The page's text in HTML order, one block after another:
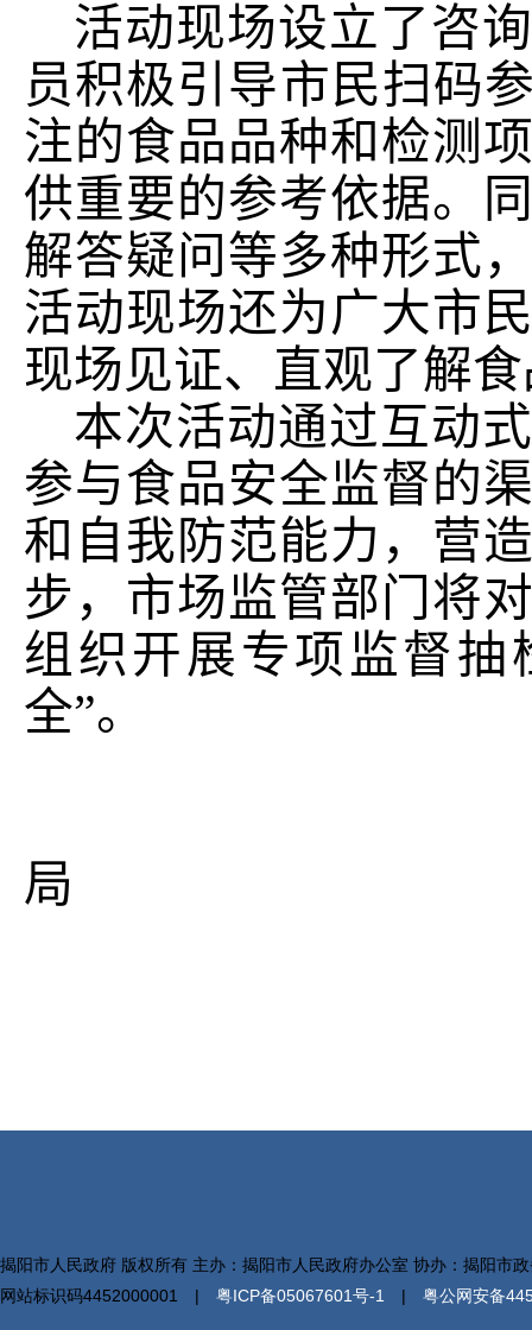
活动现场设立了咨
员积极引导市民扫码
注的食品品种和检测
供重要的参考依据。
解答疑问等多种形式
活动现场还为广大市
现场见证、直观了解
本次活动通过互动
参与食品安全监督的
和自我防范能力，营
步，市场监管部门将
组织开展专项监督
全”。
局
揭阳市人民政府 版权所有 主办：揭阳市人民政府办公室 协办：揭阳市
网站标识码4452000001 | 粤ICP备05067601号-1 | 粤公网安备